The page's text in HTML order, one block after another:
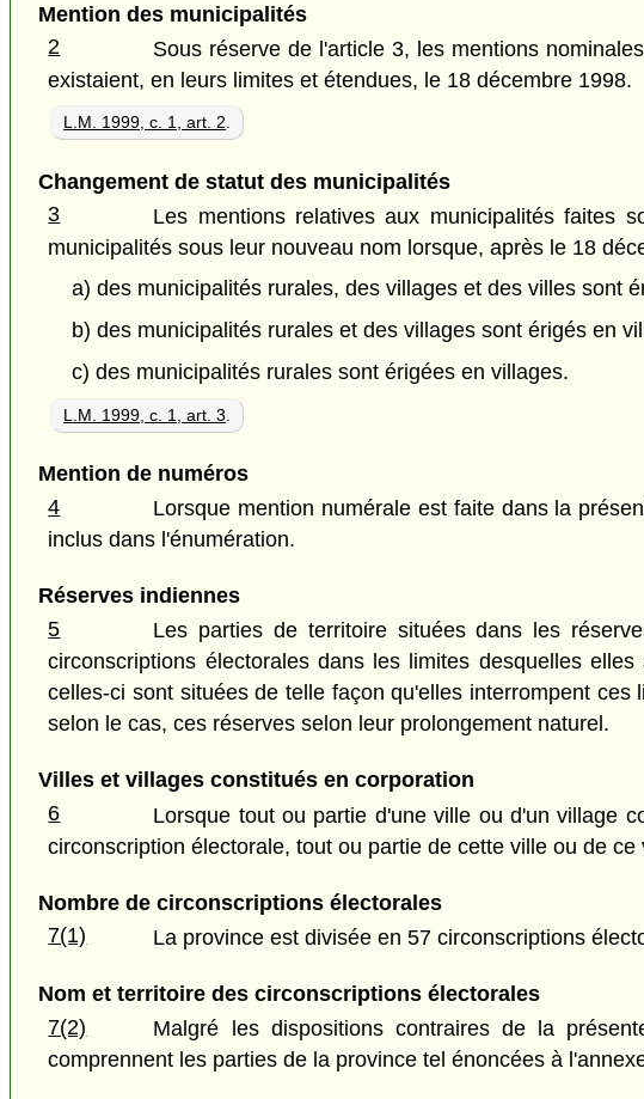
Mention des municipalités
2
Sous réserve de l'article 3, les mentions
existaient, en leurs limites et étendues, le 18 décembre 1998.
L.M. 1999, c. 1, art. 2.
Changement de statut des municipalités
3
Les mentions relatives aux municipalités faites
municipalités sous leur nouveau nom lorsque, après le 18
a) des municipalités rurales, des villages et des villes sont
b) des municipalités rurales et des villages sont érigés en
c) des municipalités rurales sont érigées en villages.
L.M. 1999, c. 1, art. 3
Mention de numéros
4
Lorsque mention numérale est faite dans la
inclus dans l'énumération.
Réserves indiennes
5
Les parties de territoire situées dans les
circonscriptions électorales dans les limites desquelles
celles-ci sont situées de telle façon qu'elles interrompent
selon le cas, ces réserves selon leur prolongement naturel.
Villes et villages constitués en corporation
6
Lorsque tout ou partie d'une ville ou d'un village
circonscription électorale, tout ou partie de cette ville ou de
Nombre de circonscriptions électorales
7(1)
La province est divisée en 57 circonscriptions
Nom et territoire des circonscriptions électorales
7(2)
Malgré les dispositions contraires de la
comprennent les parties de la province tel énoncées à